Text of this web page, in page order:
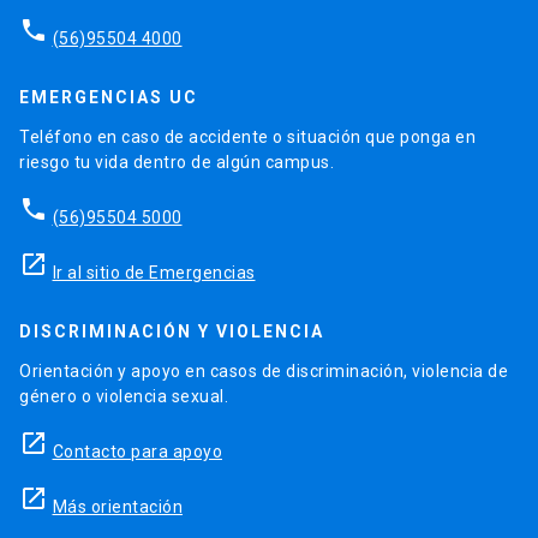
Vanderbilt University (United States)
Aalto University (Finland)
HEC- Paris CERTIFICATES (France)
EM Lyon (France)
Universidad Francisco Marroquin * (Guatemala)
De Universiteit van Amsterdam (Netherlands)
Kong)
HongKong University od Science & Technology
* (Hong Kong)
Indian School of Business, Hyderabad (India)
(India)
phone (56)95504 4000
EMERGENCIAS UC
Teléfono en caso de accidente o situación que ponga en
riesgo tu vida dentro de algún campus.
phone (56)95504 5000
launch Ir al sitio de Emergencias
DISCRIMINACIÓN Y VIOLENCIA
Orientación y apoyo en casos de discriminación, violencia de
género o violencia sexual.
launch Contacto para apoyo
launch Más orientación